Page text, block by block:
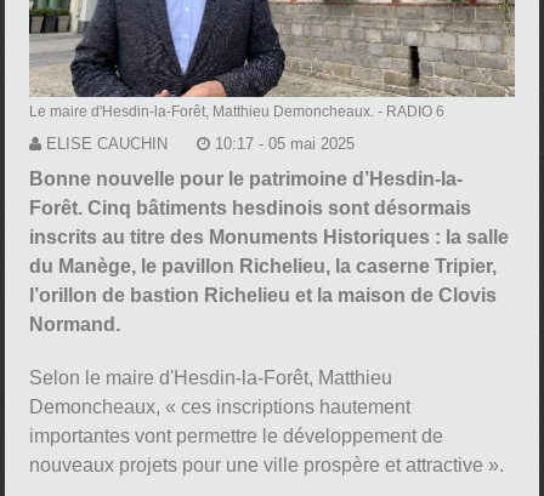
Le maire d'Hesdin-la-Forêt, Matthieu Demoncheaux.- RADIO 6
ELISE CAUCHIN 10:17 - 05 mai 2025
Bonne nouvelle pour le patrimoine d’Hesdin-la-
Forêt. Cinq bâtiments hesdinois sont désormais
inscrits au titre des Monuments Historiques : la salle
du Manège, le pavillon Richelieu, la caserne Tripier,
l’orillon de bastion Richelieu et la maison de Clovis
Normand.
Selon le maire d'Hesdin-la-Forêt, Matthieu
Demoncheaux, « ces inscriptions hautement
importantes vont permettre le développement de
nouveaux projets pour une ville prospère et attractive ».